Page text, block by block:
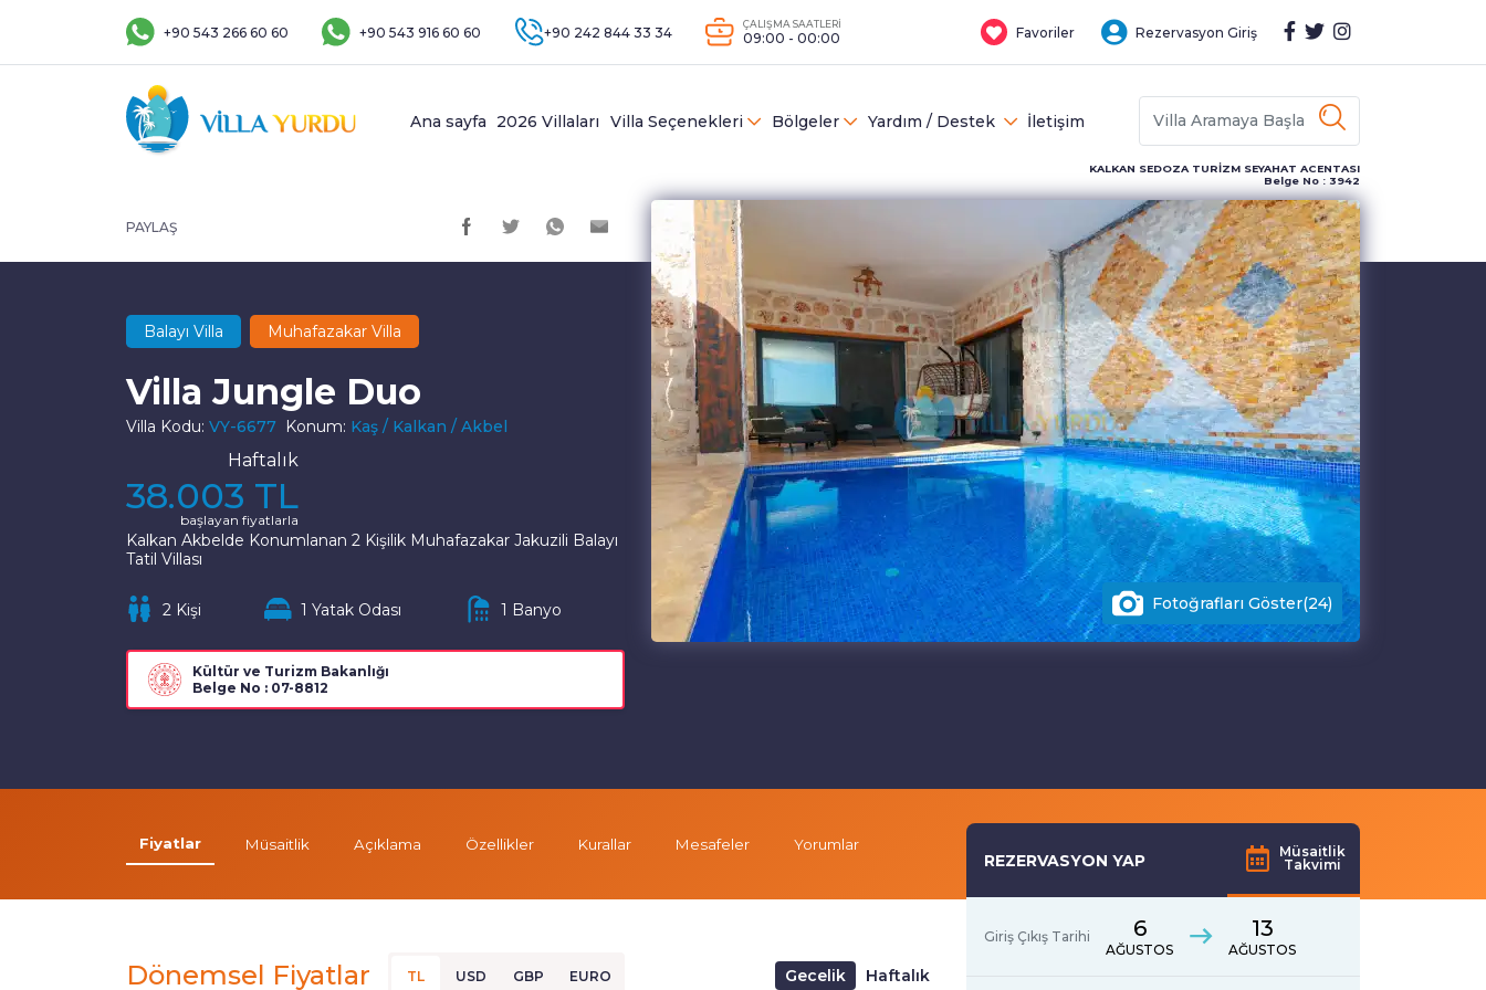
+90 543 266 60 60 +90 543 916 60 60 +90 242 844 33 34 ÇALIŞMA SAATLERİ
09:00 - 00:00 Favoriler Rezervasyon Giriş
Ana sayfa 2026 Villaları Villa Seçenekleri Bölgeler Yardım / Destek İletişim
KALKAN SEDOZA TURİZM SEYAHAT ACENTASI
Belge No : 3942
PAYLAŞ
Balayı Villa Muhafazakar Villa
Villa Jungle Duo
Villa Kodu: VY-6677 Konum: Kaş / Kalkan / Akbel
Haftalık
38.003 TL
başlayan fiyatlarla
Kalkan Akbelde Konumlanan 2 Kişilik Muhafazakar Jakuzili Balayı
Tatil Villası
2 Kişi 1 Yatak Odası 1 Banyo
Kültür ve Turizm Bakanlığı
Belge No : 07-8812
Fotoğrafları Göster(24)
Fiyatlar Müsaitlik Açıklama Özellikler Kurallar Mesafeler Yorumlar
Dönemsel Fiyatlar TL USD GBP EURO Gecelik Haftalık
REZERVASYON YAP
Müsaitlik
Takvimi
Giriş Çıkış Tarihi 6
AĞUSTOS
13
AĞUSTOS